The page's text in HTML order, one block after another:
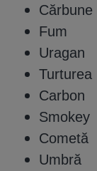
Cărbune
Fum
Uragan
Turturea
Carbon
Smokey
Cometă
Umbră